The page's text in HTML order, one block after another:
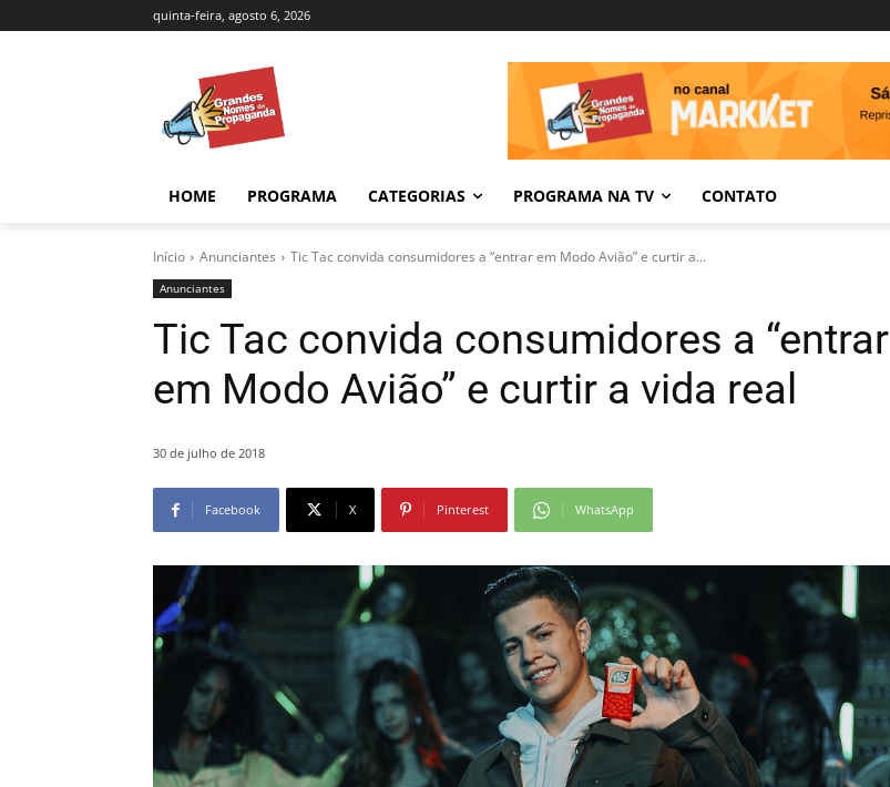
quinta-feira, agosto 6, 2026
HOME PROGRAMA CATEGORIAS PROGRAMA NA TV CONTATO
Início Anunciantes Tic Tac convida consumidores a “entrar em Modo Avião” e curtir a...
Anunciantes
Tic Tac convida consumidores a “entrar
em Modo Avião” e curtir a vida real
30 de julho de 2018
Facebook X Pinterest WhatsApp